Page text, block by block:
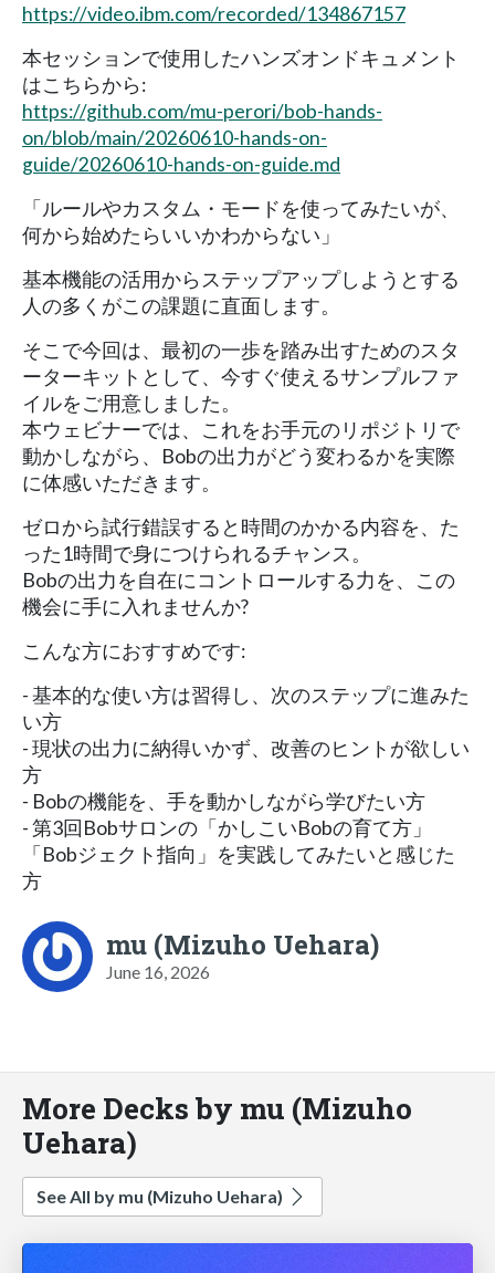
https://video.ibm.com/recorded/134867157
本セッションで使用したハンズオンドキュメント
はこちらから:
https://github.com/mu-perori/bob-hands-
on/blob/main/20260610-hands-on-
guide/20260610-hands-on-guide.md
「ルールやカスタム・モードを使ってみたいが、
何から始めたらいいかわからない」
基本機能の活用からステップアップしようとする
人の多くがこの課題に直面します。
そこで今回は、最初の一歩を踏み出すためのスタ
ーターキットとして、今すぐ使えるサンプルファ
イルをご用意しました。
本ウェビナーでは、これをお手元のリポジトリで
動かしながら、Bobの出力がどう変わるかを実際
に体感いただきます。
ゼロから試行錯誤すると時間のかかる内容を、た
った1時間で身につけられるチャンス。
Bobの出力を自在にコントロールする力を、この
機会に手に入れませんか?
こんな方におすすめです:
- 基本的な使い方は習得し、次のステップに進みた
い方
- 現状の出力に納得いかず、改善のヒントが欲しい
方
- Bobの機能を、手を動かしながら学びたい方
- 第3回Bobサロンの「かしこいBobの育て方」
「Bobジェクト指向」を実践してみたいと感じた
方
mu (Mizuho Uehara)
June 16, 2026
More Decks by mu (Mizuho
Uehara)
See All by mu (Mizuho Uehara)